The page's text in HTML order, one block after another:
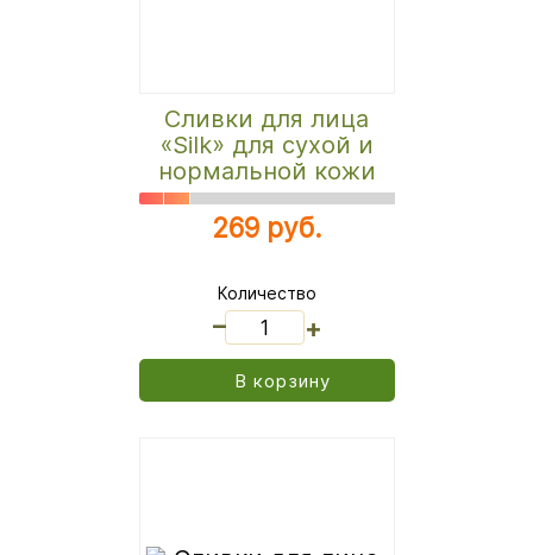
Сливки для лица
«Silk» для сухой и
нормальной кожи
269 руб.
Количество
+
В корзину